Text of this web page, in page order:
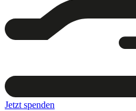
Jetzt spenden